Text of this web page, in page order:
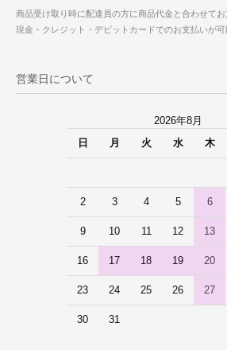
商品受け取り時に配達員の方に商品代金と合わせてお
現金・クレジット・デビットカードでのお支払いが可
営業日について
2026年8月
日
月 火 水 木
2 3 4 5 6
9 10 11 12 13
16 17 18 19 20
23 24 25 26 27
30 31